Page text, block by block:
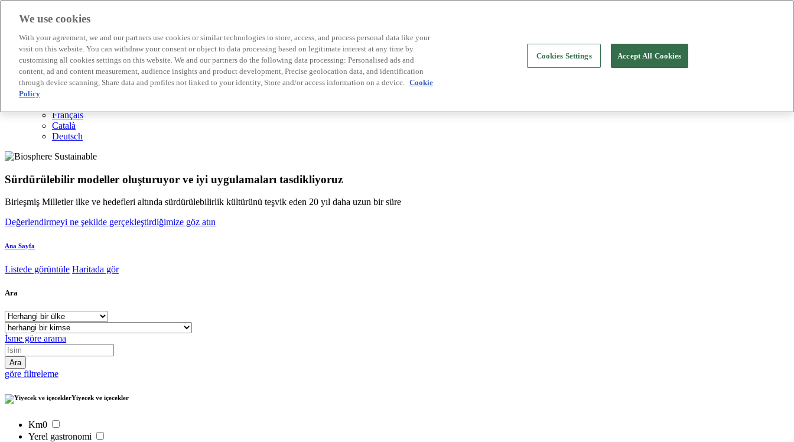
Biosphere Şirketlerini
Değerlendirmeyi nasıl yapıyoruz
Biz kimiz
TR
English
Français
Català
Deutsch
Sürdürülebilir modeller oluşturuyor ve iyi uygulamaları tasdikliyoruz
Birleşmiş Milletler ilke ve hedefleri altında sürdürülebilirlik kültürünü teşvik eden 20 yıl daha uzun bir süre
Değerlendirmeyi ne şekilde gerçekleştirdiğimize göz atın
Ana Sayfa
Listede görüntüle Haritada gör
Ara
İsme göre arama
göre filtreleme
Yiyecek ve içecekler
Km0
Yerel gastronomi
We use cookies
With your agreement, we and our partners use cookies or similar technologies to store, access, and process personal data like your
visit on this website. You can withdraw your consent or object to data processing based on legitimate interest at any time by
customising all cookies settings on this website. We and our partners do the following data processing: Personalised ads and
content, ad and content measurement, audience insights and product development, Precise geolocation data, and identification
through device scanning, Share data and profiles not linked to your identity, Store and/or access information on a device. Cookie
Policy
Cookies Settings Accept All Cookies